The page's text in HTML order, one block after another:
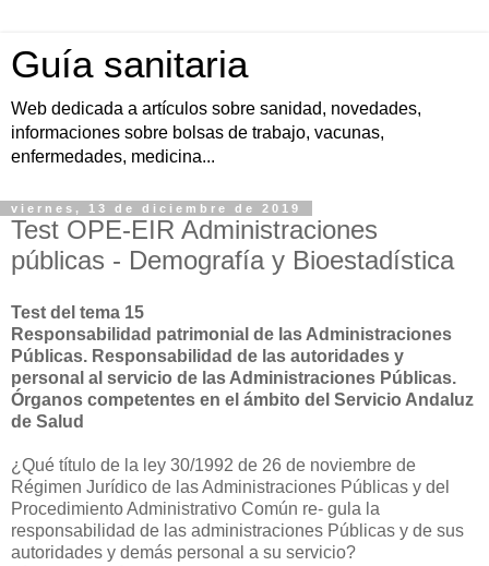
Guía sanitaria
Web dedicada a artículos sobre sanidad, novedades,
informaciones sobre bolsas de trabajo, vacunas,
enfermedades, medicina...
viernes, 13 de diciembre de 2019
Test OPE-EIR Administraciones
públicas - Demografía y Bioestadística
Test del tema 15
Responsabilidad patrimonial de las Administraciones
Públicas. Responsabilidad de las autoridades y
personal al servicio de las Administraciones Públicas.
Órganos competentes en el ámbito del Servicio Andaluz
de Salud
¿Qué título de la ley 30/1992 de 26 de noviembre de
Régimen Jurídico de las Administraciones Públicas y del
Procedimiento Administrativo Común re- gula la
responsabilidad de las administraciones Públicas y de sus
autoridades y demás personal a su servicio?